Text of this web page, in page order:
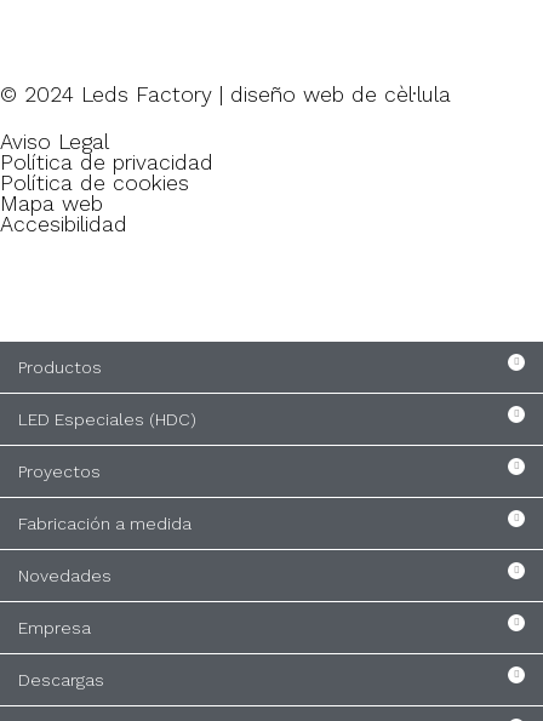
© 2024 Leds Factory | diseño web de cèl·lula
Aviso Legal
Política de privacidad
Política de cookies
Mapa web
Accesibilidad
Productos
LED Especiales (HDC)
Proyectos
Fabricación a medida
Novedades
Empresa
Descargas